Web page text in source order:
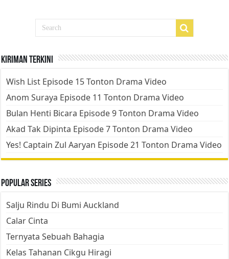
Kiriman Terkini
Wish List Episode 15 Tonton Drama Video
Anom Suraya Episode 11 Tonton Drama Video
Bulan Henti Bicara Episode 9 Tonton Drama Video
Akad Tak Dipinta Episode 7 Tonton Drama Video
Yes! Captain Zul Aaryan Episode 21 Tonton Drama Video
Popular Series
Salju Rindu Di Bumi Auckland
Calar Cinta
Ternyata Sebuah Bahagia
Kelas Tahanan Cikgu Hiragi